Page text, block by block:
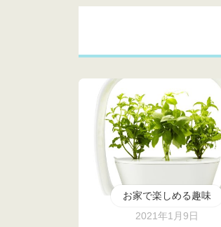
お家で楽しめる趣味
2021年1月9日